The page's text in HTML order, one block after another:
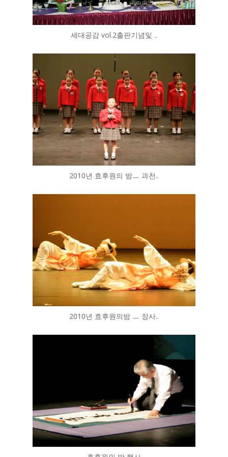
세대공감 vol.2출판기념및 ..
2010년 효후원의 밤ㅡ 과천..
2010년 효후원의밤 ㅡ 장사..